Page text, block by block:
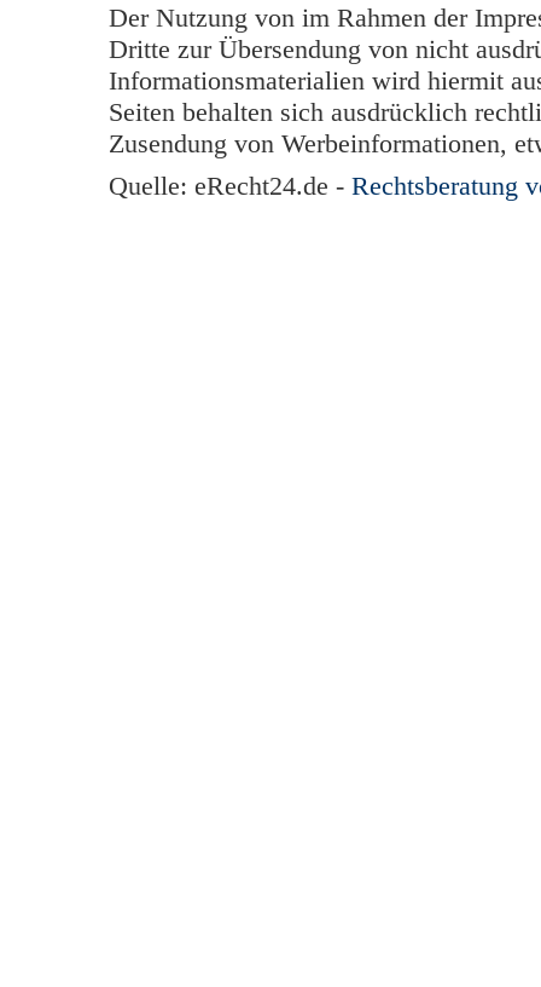
Der Nutzung von im Rahmen der
Dritte zur Übersendung von nicht
Informationsmaterialien wird hiermit
Seiten behalten sich ausdrücklich
Zusendung von Werbeinformationen,
Quelle: eRecht24.de - Rechtsberatung